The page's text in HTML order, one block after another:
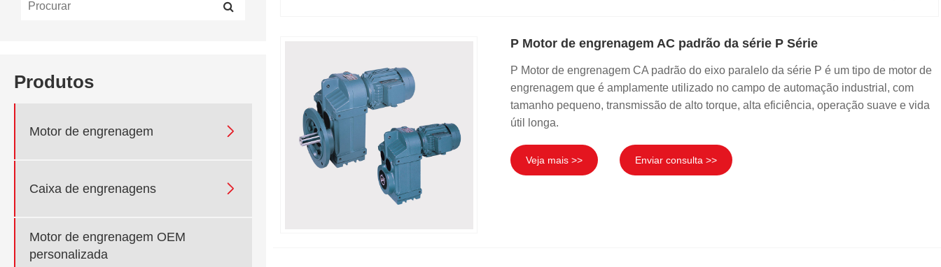
Produtos
Motor de engrenagem 
Caixa de engrenagens 
Motor de engrenagem OEM
personalizada
P Motor de engrenagem AC padrão da série P Série
P Motor de engrenagem CA padrão do eixo paralelo da série P é um tipo de motor de
engrenagem que é amplamente utilizado no campo de automação industrial, com
tamanho pequeno, transmissão de alto torque, alta eficiência, operação suave e vida
útil longa.
Veja mais >> Enviar consulta >>